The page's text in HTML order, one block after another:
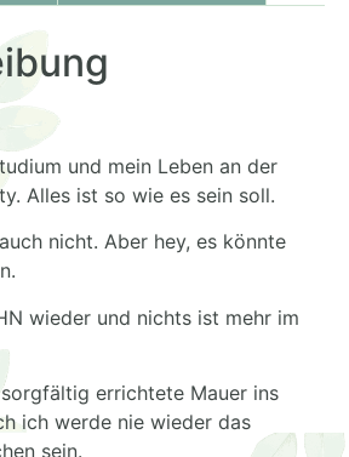
und mein Leben an der
Alles ist so wie es sein soll.
nicht. Aber hey, es könnte
wieder und nichts ist mehr im
errichtete Mauer ins
ich werde nie wieder das
sein.